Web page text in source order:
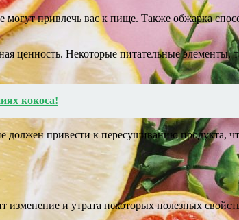
привлечь вас к пище. Также обжарка
ценность. Некоторые питательные элементы,
кокоса!
привести к пересушиванию продукта,
и утрата некоторых полезных